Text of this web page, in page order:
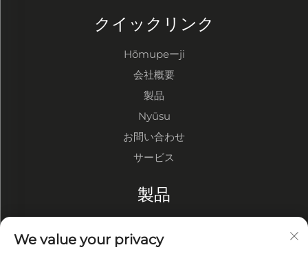
クイックリンク
Hōmupeーji
会社概要
製品
Nyūsu
お問い合わせ
サービス
製品
鋼構造工場
We value your privacy